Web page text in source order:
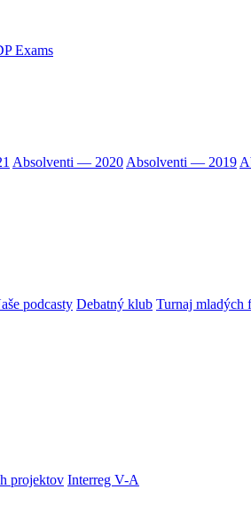
Exams
Absolventi — 2020 Absolventi — 2019
podcasty Debatný klub Turnaj mladých
projektov Interreg V-A